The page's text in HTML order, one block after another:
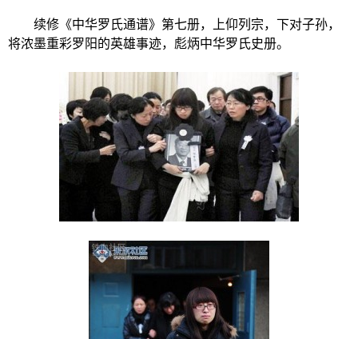
续修《中华罗氏通谱》第七册，上仰列宗，下对子孙，
将浓墨重彩罗阳的英雄事迹，彪炳中华罗氏史册。